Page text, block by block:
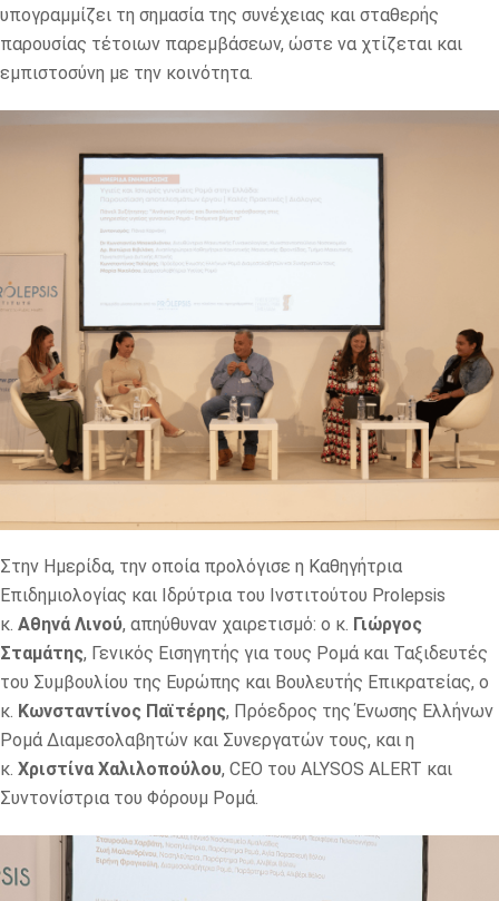
υπογραμμίζει τη σημασία της συνέχειας και σταθερής
παρουσίας τέτοιων παρεμβάσεων, ώστε να χτίζεται και
εμπιστοσύνη με την κοινότητα.
Στην Ημερίδα, την οποία προλόγισε η Καθηγήτρια
Επιδημιολογίας και Ιδρύτρια του Ινστιτούτου Prolepsis
κ. Αθηνά Λινού, απηύθυναν χαιρετισμό: ο κ. Γιώργος
Σταμάτης, Γενικός Εισηγητής για τους Ρομά και Ταξιδευτές
του Συμβουλίου της Ευρώπης και Βουλευτής Επικρατείας, ο
κ. Κωνσταντίνος Παϊτέρης, Πρόεδρος της Ένωσης Ελλήνων
Ρομά Διαμεσολαβητών και Συνεργατών τους, και η
κ. Χριστίνα Χαλιλοπούλου, CEO του ALYSOS ALERT και
Συντονίστρια του Φόρουμ Ρομά.